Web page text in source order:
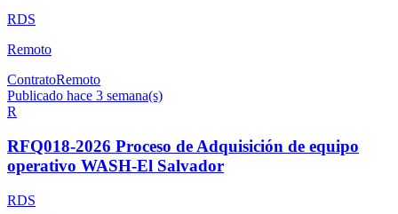
RDS
Remoto
ContratoRemoto
Publicado hace 3 semana(s)
R
RFQ018-2026 Proceso de Adquisición de equipo
operativo WASH-El Salvador
RDS